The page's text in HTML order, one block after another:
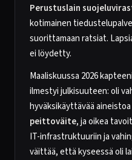
Perustuslain
kotimainen
suorittamaan ratsiat.
ei löydetty.
Maaliskuussa 2026
ilmestyi julkisuuteen: oli
hyväksikäyttävää
peittoväite, ja oikea
IT-infrastruktuuriin ja
väittää, että kyseessä oli